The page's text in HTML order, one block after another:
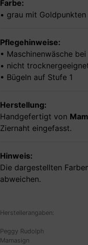
Farbe:
• grau mit Goldpunkten
Pflegehinweise:
• Maschinenwäsche bei
• nicht
• Bügeln auf Stufe 1
Herstellung:
Handgefertigt von
Ziernaht eingefasst.
Hinweis:
Die dargestellten
abweichen.
Herstellerangaben:
Peggy Rudolph
Mamasign